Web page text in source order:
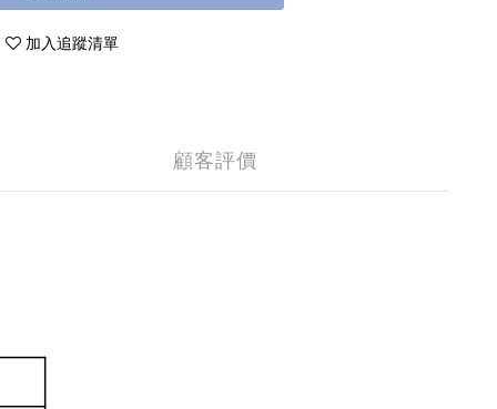
加入追蹤清單
顧客評價